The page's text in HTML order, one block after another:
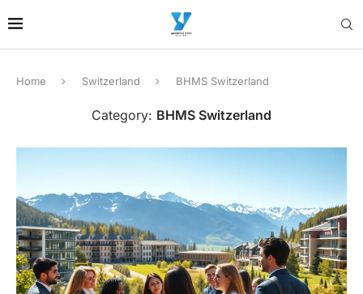
Home Switzerland BHMS Switzerland
Category: BHMS Switzerland